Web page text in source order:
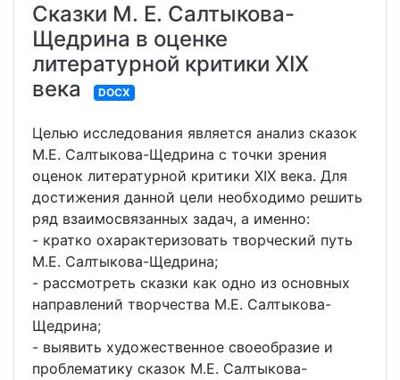
Сказки М. Е. Салтыкова-
Щедрина в оценке
литературной критики XIX
века
DOCX
Целью исследования является анализ сказок
М.Е. Салтыкова-Щедрина с точки зрения
оценок литературной критики XIX века. Для
достижения данной цели необходимо решить
ряд взаимосвязанных задач, а именно:
- кратко охарактеризовать творческий путь
М.Е. Салтыкова-Щедрина;
- рассмотреть сказки как одно из основных
направлений творчества М.Е. Салтыкова-
Щедрина;
- выявить художественное своеобразие и
проблематику сказок М.Е. Салтыкова-